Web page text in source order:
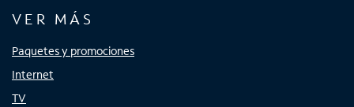
VER MÁS
Paquetes y promociones
Internet
TV